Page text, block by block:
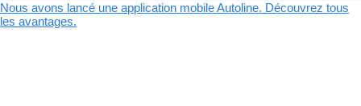
Nous avons lancé une application mobile Autoline. Découvrez tous
les avantages.